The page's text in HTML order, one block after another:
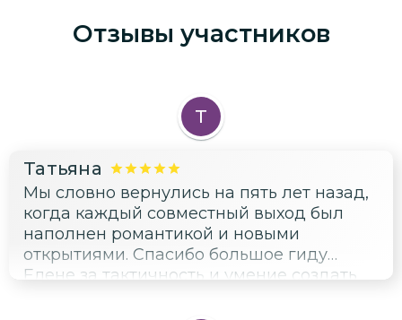
Отзывы участников
Т
Татьяна
Мы словно вернулись на пять лет назад,
когда каждый совместный выход был
наполнен романтикой и новыми
открытиями. Спасибо большое гиду
Елене за тактичность и умение создать
Особенно запомнились паузы, которые